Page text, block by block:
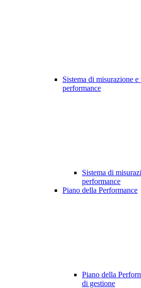
Sistema di misurazione
performance
Sistema di
performance
Piano della Performance
Piano della
di gestione